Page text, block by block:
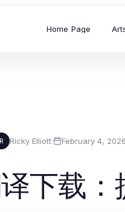
Home Page
Ricky Elliott· February 4, 2026
下载